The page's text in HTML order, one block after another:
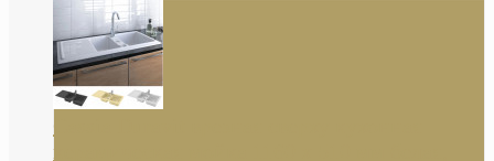
керамическая мойка 1160 x 510 мм белая,